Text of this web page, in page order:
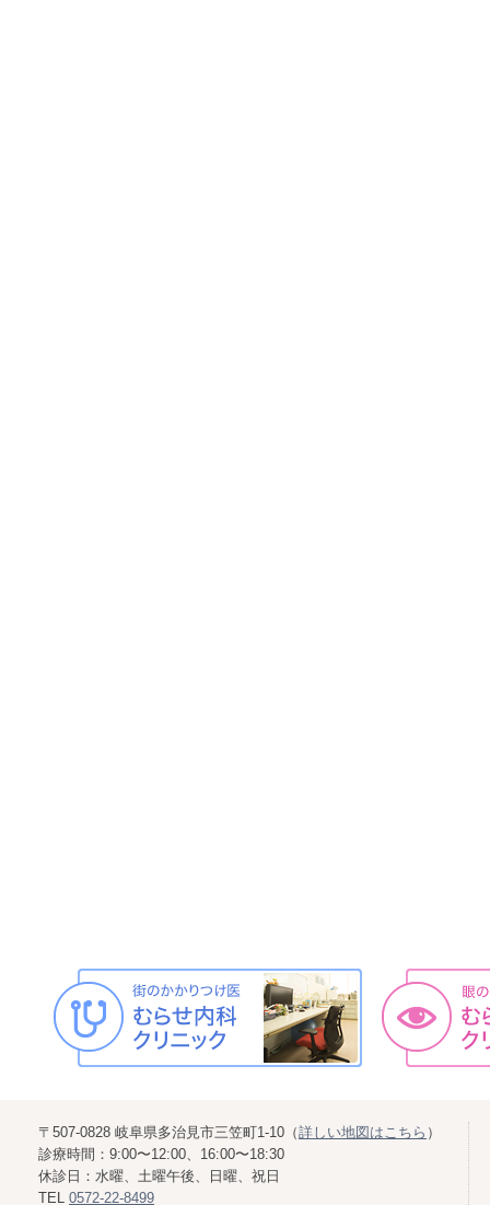
〒507-0828 岐阜県多治見市三笠町1-10（詳しい地図はこちら ）
診療時間：9:00〜12:00、16:00〜18:30
休診日：水曜、土曜午後、日曜、祝日
TEL 0572-22-8499